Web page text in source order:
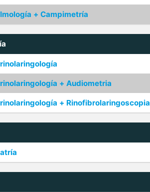
+ Campimetría
+ Audiometria
+ Rinofibrolaringoscopia